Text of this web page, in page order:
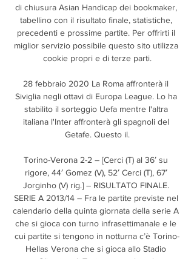
di chiusura Asian Handicap dei bookmaker,
tabellino con il risultato finale, statistiche,
precedenti e prossime partite. Per offrirti il
miglior servizio possibile questo sito utilizza
cookie propri e di terze parti.
28 febbraio 2020 La Roma affronterà il
Siviglia negli ottavi di Europa League. Lo ha
stabilito il sorteggio Uefa mentre l'altra
italiana l'Inter affronterà gli spagnoli del
Getafe. Questo il.
Torino-Verona 2-2 – [Cerci (T) al 36′ su
rigore, 44′ Gomez (V), 52′ Cerci (T), 67′
Jorginho (V) rig.] – RISULTATO FINALE.
SERIE A 2013/14 – Fra le partite previste nel
calendario della quinta giornata della serie A
che si gioca con turno infrasettimanale e le
cui partite si tengono in notturna c’è Torino-
Hellas Verona che si gioca allo Stadio